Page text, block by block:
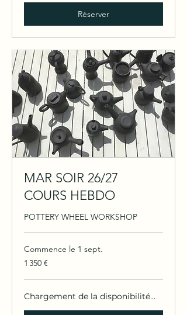
Réserver
MAR SOIR 26/27
COURS HEBDO
POTTERY WHEEL WORKSHOP
Commence le 1 sept.
1 350
euros
1 350 €
Chargement de la disponibilité...